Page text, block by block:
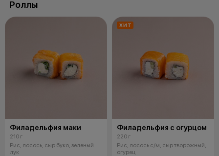
Роллы
Филадельфия маки
210 г
Рис, лосось, сыр буко, зеленый
лук
ХИТ
Филадельфия с огурцом
220 г
Рис, лосось с/м, сыр творожный,
огурец